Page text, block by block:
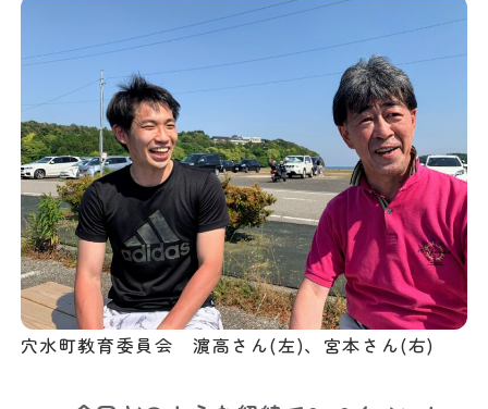
穴水町教育委員会 濵高さん(左)、宮本さん(右)